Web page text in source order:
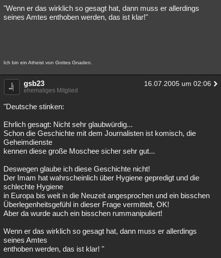
"Wenn er das wirklich so gesagt hat, dann muss er allerdings
seines Amtes enthoben werden, das ist klar!"
Ich bin ein Atheist von Gottes Gnaden.
gsb23 16.07.2005 um 02:06
ehemaliges Mitglied
"Deutsche stinken:
Ehrlich gesagt: Nicht sehr glaubwürdig...
Schon die Geschichte mit dem Journalisten ist komisch, die
Geheimdienste
kennen diese große Moschee sicher sehr gut...
Deswegen glaube ich diese Geschichte nicht!
Der Imam hat wahrscheinlich über Hygiene gepredigt und die
schlechte Hygiene
in Europa bis weit in die Neuzeit angesprochen und ein bisschen
Überlegenheitsgefühl in dieser Frage vermittelt, OK!
Aber da wurde auch ein bisschen rummanipuliert!
Wenn er das wirklich so gesagt hat, dann muss er allerdings
seines Amtes
enthoben werden, das ist klar! "